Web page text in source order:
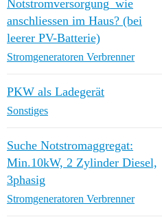
Notstromversorgung_wie
anschliessen im Haus? (bei
leerer PV-Batterie)
Stromgeneratoren Verbrenner
PKW als Ladegerät
Sonstiges
Suche Notstromaggregat:
Min.10kW, 2 Zylinder Diesel,
3phasig
Stromgeneratoren Verbrenner